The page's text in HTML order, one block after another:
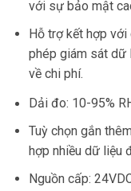
với sự bảo mật
Hỗ trợ kết hợp với
phép giám sát dữ
về chi phí.
Dải đo: 10-95%
Tuỳ chọn gắn
hợp nhiều dữ liệu
Nguồn cấp: